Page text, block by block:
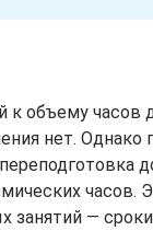
к объему часов
нет. Однако
часов.
занятий —